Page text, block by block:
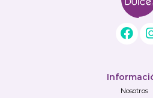
Nosotros